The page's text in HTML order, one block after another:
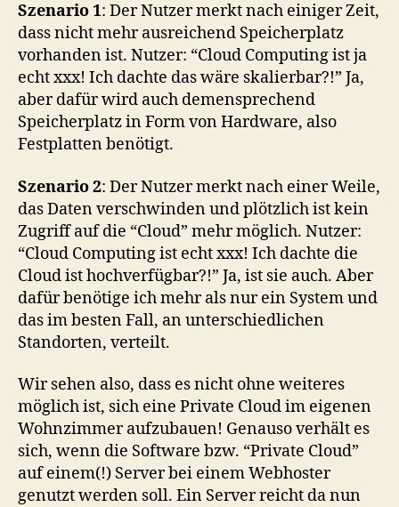
Szenario 1: Der Nutzer merkt nach einiger Zeit,
dass nicht mehr ausreichend Speicherplatz
vorhanden ist. Nutzer: “Cloud Computing ist ja
echt xxx! Ich dachte das wäre skalierbar?!” Ja,
aber dafür wird auch demensprechend
Speicherplatz in Form von Hardware, also
Festplatten benötigt.
Szenario 2: Der Nutzer merkt nach einer Weile,
das Daten verschwinden und plötzlich ist kein
Zugriff auf die “Cloud” mehr möglich. Nutzer:
“Cloud Computing ist echt xxx! Ich dachte die
Cloud ist hochverfügbar?!” Ja, ist sie auch. Aber
dafür benötige ich mehr als nur ein System und
das im besten Fall, an unterschiedlichen
Standorten, verteilt.
Wir sehen also, dass es nicht ohne weiteres
möglich ist, sich eine Private Cloud im eigenen
Wohnzimmer aufzubauen! Genauso verhält es
sich, wenn die Software bzw. “Private Cloud”
auf einem(!) Server bei einem Webhoster
genutzt werden soll. Ein Server reicht da nun